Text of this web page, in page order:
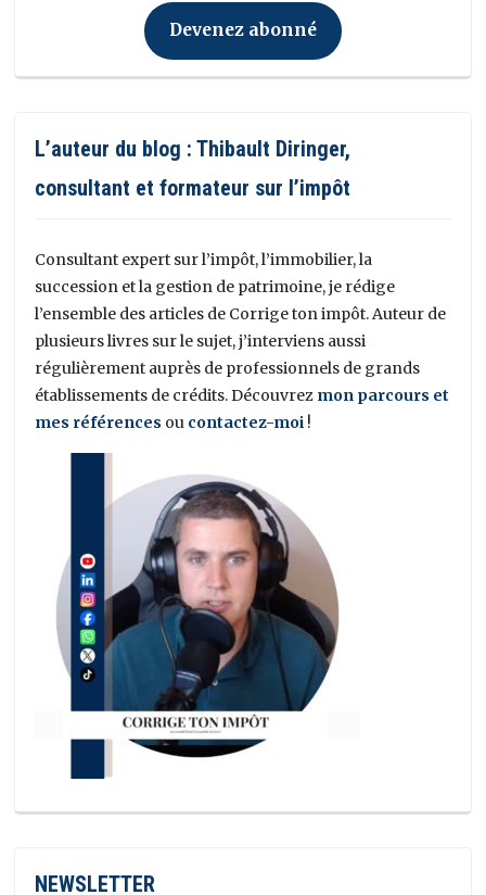
Devenez abonné
L’auteur du blog : Thibault Diringer,
consultant et formateur sur l’impôt
Consultant expert sur l’impôt, l’immobilier, la
succession et la gestion de patrimoine, je rédige
l’ensemble des articles de Corrige ton impôt. Auteur de
plusieurs livres sur le sujet, j’interviens aussi
régulièrement auprès de professionnels de grands
établissements de crédits. Découvrez mon parcours et
mes références ou contactez-moi !
NEWSLETTER